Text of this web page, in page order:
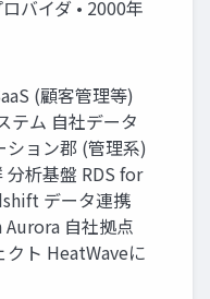
バイダ • 2000年
(顧客管理等)
テム 自社データ
ション郡 (管理系)
分析基盤 RDS for
データ連携
自社拠点
ト HeatWaveに